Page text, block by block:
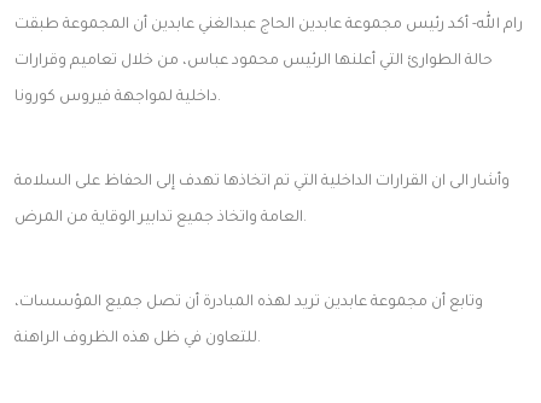
طبقنا
حالة
الطوارئ
رام الله- أكد رئيس مجموعة عابدين الحاج عبدالغني عابدين أن المجموعة طبقت
حالة الطوارئ التي أعلنها الرئيس محمود عباس، من خلال تعاميم وقرارات
داخلية لمواجهة فيروس كورونا.
وأشار الى ان القرارات الداخلية التي تم اتخاذها تهدف إلى الحفاظ على السلامة
العامة واتخاذ جميع تدابير الوقاية من المرض.
وتابع أن مجموعة عابدين تريد لهذه المبادرة أن تصل جميع المؤسسات،
للتعاون في ظل هذه الظروف الراهنة.